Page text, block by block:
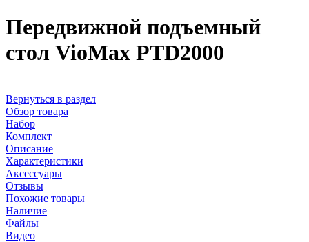
Передвижной подъемный
стол VioMax PTD2000
Вернуться в раздел
Обзор товара
Набор
Комплект
Описание
Характеристики
Аксессуары
Отзывы
Похожие товары
Наличие
Файлы
Видео